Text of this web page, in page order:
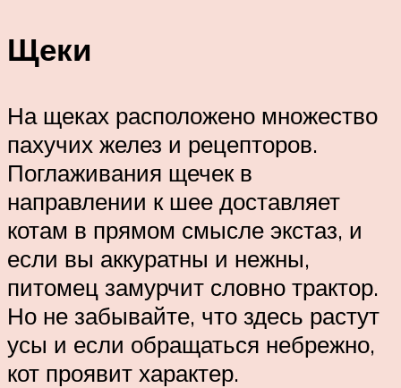
Щеки
На щеках расположено множество
пахучих желез и рецепторов.
Поглаживания щечек в
направлении к шее доставляет
котам в прямом смысле экстаз, и
если вы аккуратны и нежны,
питомец замурчит словно трактор.
Но не забывайте, что здесь растут
усы и если обращаться небрежно,
кот проявит характер.